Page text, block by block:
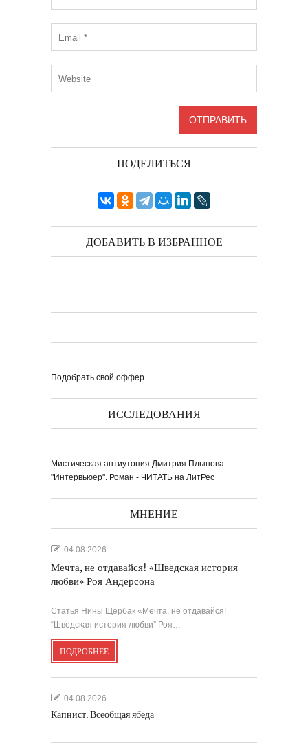
ПОДЕЛИТЬСЯ
ДОБАВИТЬ В ИЗБРАННОЕ
Подобрать свой оффер
ИССЛЕДОВАНИЯ
Мистическая антиутопия Дмитрия Плынова
"Интервьюер". Роман - ЧИТАТЬ на ЛитРес
МНЕНИЕ
04.08.2026
Мечта, не отдавайся! «Шведская история
любви» Роя Андерсона
Статья Нины Щербак «Мечта, не отдавайся!
“Шведская история любви” Роя…
ПОДРОБНЕЕ
04.08.2026
Капнист. Всеобщая ябеда